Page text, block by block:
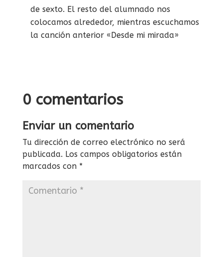
de sexto. El resto del alumnado nos
colocamos alrededor, mientras escuchamos
la canción anterior «Desde mi mirada»
0 comentarios
Enviar un comentario
Tu dirección de correo electrónico no será
publicada. Los campos obligatorios están
marcados con *